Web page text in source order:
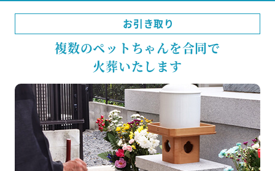
お引き取り
複数のペットちゃんを合同で
火葬いたします